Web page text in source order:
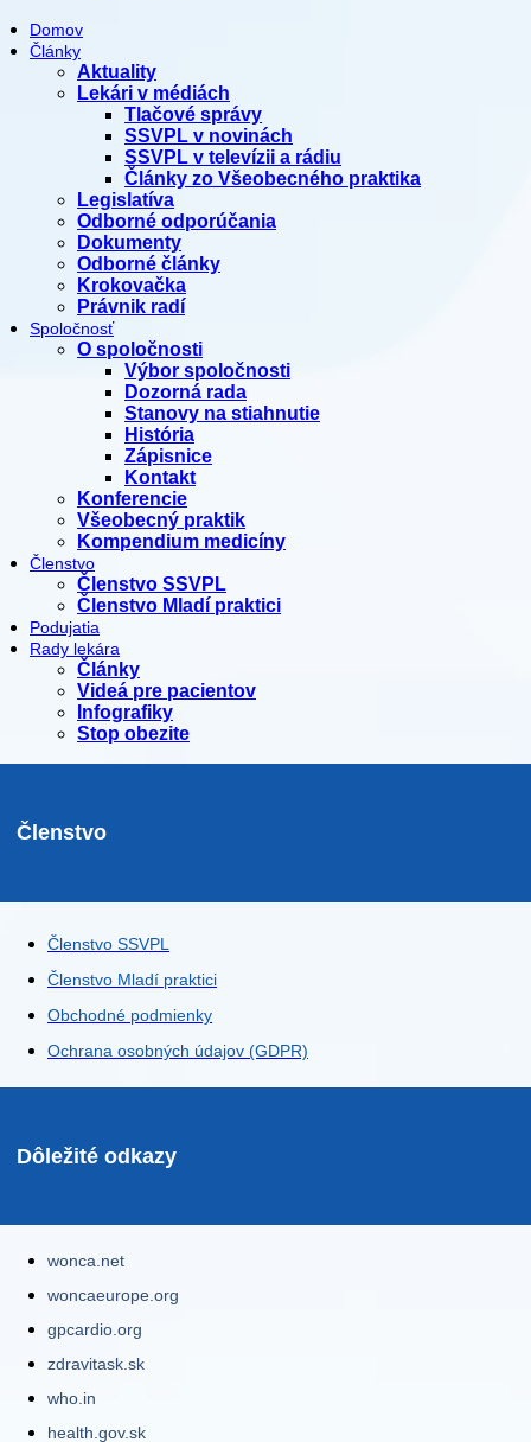
Domov
Články
Aktuality
Lekári v médiách
Tlačové správy
SSVPL v novinách
SSVPL v televízii a rádiu
Články zo Všeobecného praktika
Legislatíva
Odborné odporúčania
Dokumenty
Odborné články
Krokovačka
Právnik radí
Spoločnosť
O spoločnosti
Výbor spoločnosti
Dozorná rada
Stanovy na stiahnutie
História
Zápisnice
Kontakt
Konferencie
Všeobecný praktik
Kompendium medicíny
Členstvo
Členstvo SSVPL
Členstvo Mladí praktici
Podujatia
Rady lekára
Články
Videá pre pacientov
Infografiky
Stop obezite
Členstvo
Členstvo SSVPL
Členstvo Mladí praktici
Obchodné podmienky
Ochrana osobných údajov (GDPR)
Dôležité odkazy
wonca.net
woncaeurope.org
gpcardio.org
zdravitask.sk
who.in
health.gov.sk